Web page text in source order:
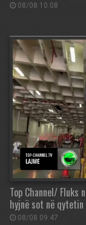
08/08 10:08
Top Channel/
hyjnë sot në
08/08 09:47